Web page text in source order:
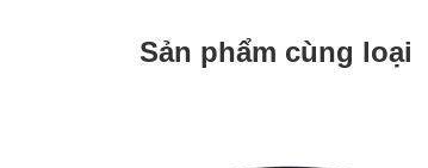
Sản phẩm cùng loại